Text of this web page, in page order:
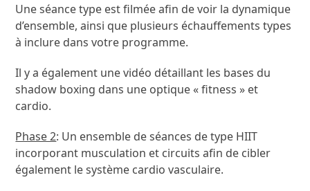
Une séance type est filmée afin de voir la dynamique
d’ensemble, ainsi que plusieurs échauffements types
à inclure dans votre programme.
Il y a également une vidéo détaillant les bases du
shadow boxing dans une optique « fitness » et
cardio.
Phase 2: Un ensemble de séances de type HIIT
incorporant musculation et circuits afin de cibler
également le système cardio vasculaire.